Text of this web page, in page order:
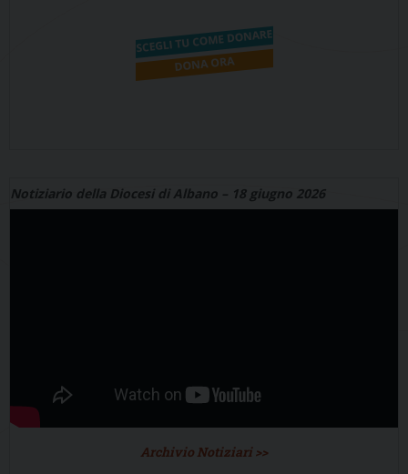
Notiziario della Diocesi di Albano – 18 giugno 2026
Archivio Notiziari >>